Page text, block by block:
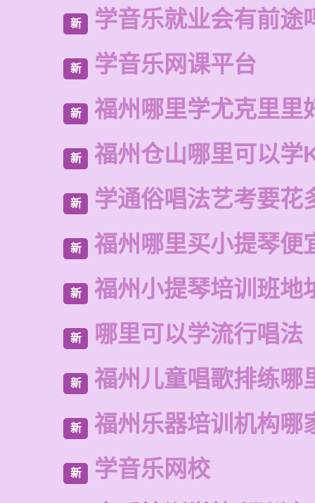
新 学音乐就业会有前途
新 学音乐网课平台
新 福州哪里学尤克里里
新 福州仓山哪里可以学
新 学通俗唱法艺考要花
新 福州哪里买小提琴便
新 福州小提琴培训班地
新 哪里可以学流行唱法
新 福州儿童唱歌排练哪
新 福州乐器培训机构哪
新 学音乐网校